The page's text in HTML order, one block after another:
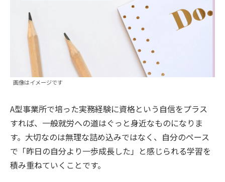
画像はイメージです
A型事業所で培った実務経験に資格という自信をプラス
すれば、一般就労への道はぐっと身近なものになりま
す。大切なのは無理な詰め込みではなく、自分のペース
で「昨日の自分より一歩成長した」と感じられる学習を
積み重ねていくことです。